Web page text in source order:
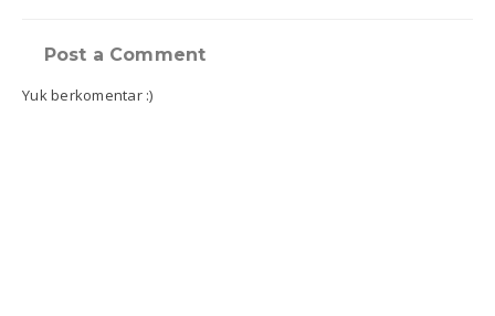
Post a Comment
Yuk berkomentar :)